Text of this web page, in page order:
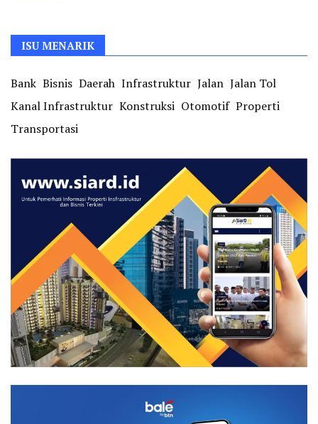
ISU MENARIK
Bank Bisnis Daerah Infrastruktur Jalan Jalan Tol
Kanal Infrastruktur Konstruksi Otomotif Properti
Transportasi